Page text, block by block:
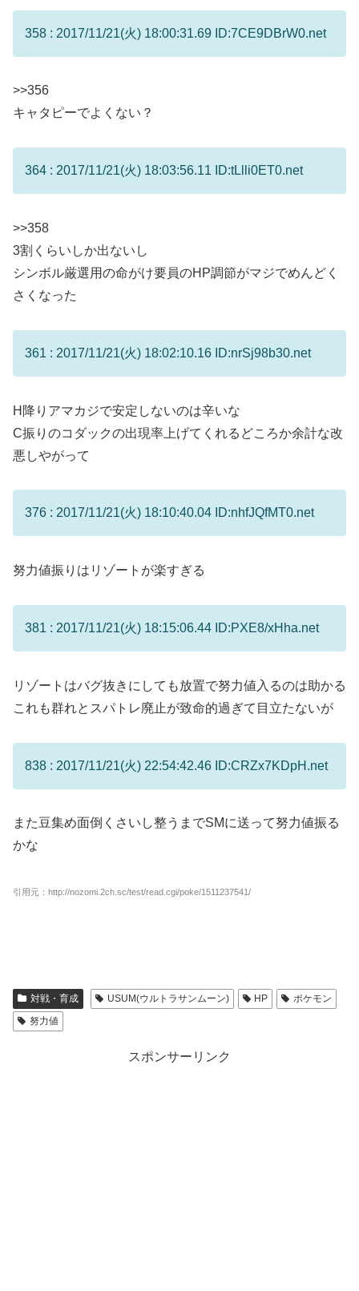
358 : 2017/11/21(火) 18:00:31.69 ID:7CE9DBrW0.net
>>356
キャタピーでよくない？
364 : 2017/11/21(火) 18:03:56.11 ID:tLlli0ET0.net
>>358
3割くらいしか出ないし
シンボル厳選用の命がけ要員のHP調節がマジでめんどく
さくなった
361 : 2017/11/21(火) 18:02:10.16 ID:nrSj98b30.net
H降りアマカジで安定しないのは辛いな
C振りのコダックの出現率上げてくれるどころか余計な改
悪しやがって
376 : 2017/11/21(火) 18:10:40.04 ID:nhfJQfMT0.net
努力値振りはリゾートが楽すぎる
381 : 2017/11/21(火) 18:15:06.44 ID:PXE8/xHha.net
リゾートはバグ抜きにしても放置で努力値入るのは助かる
これも群れとスパトレ廃止が致命的過ぎて目立たないが
838 : 2017/11/21(火) 22:54:42.46 ID:CRZx7KDpH.net
また豆集め面倒くさいし整うまでSMに送って努力値振る
かな
引用元：http://nozomi.2ch.sc/test/read.cgi/poke/1511237541/
対戦・育成 USUM(ウルトラサンムーン) HP
ポケモン
努力値
スポンサーリンク